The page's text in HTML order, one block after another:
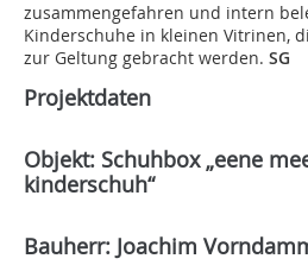
zusammengefahren und intern
Kinderschuhe in kleinen Vitrinen,
zur Geltung gebracht werden. SG
Projektdaten
Objekt: Schuhbox „eene
kinderschuh“
Bauherr: Joachim